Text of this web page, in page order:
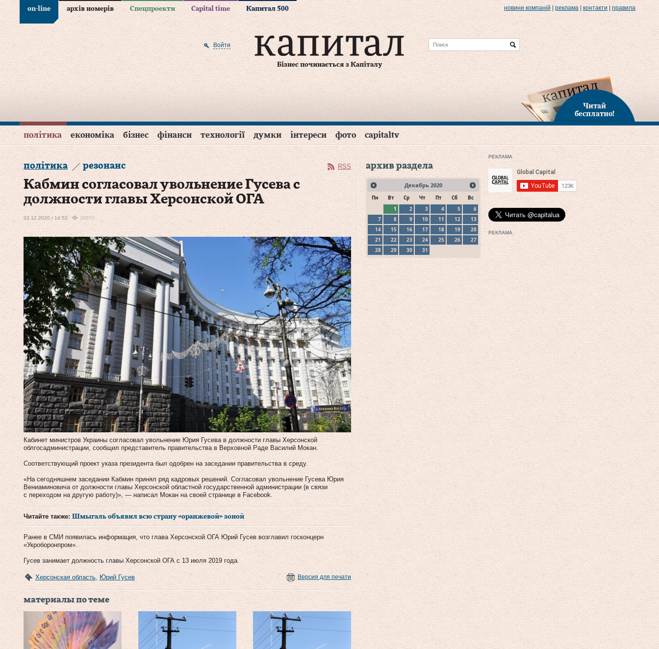
on-line архів номерів Спецпроекти Capital time Капитал 500 новини компаній реклама контакти правила
Бізнес починається з Капіталу
Войти
Читай
бесплатно!
політика економіка бізнес фінанси технології думки інтереси фото capitaltv
політика резонанс RSS
Кабмин согласовал увольнение Гусева с
должности главы Херсонской ОГА
02.12.2020 / 14:52 26870
Кабинет министров Украины согласовал увольнение Юрия Гусева в должности главы Херсонской
облгосадминистрации, сообщил представитель правительства в Верховной Раде Василий Мокан.
Соответствующий проект указа президента был одобрен на заседании правительства в среду.
«На сегодняшнем заседании Кабмин принял ряд кадровых решений. Согласовал увольнение Гусева Юрия
Вениаминовича от должности главы Херсонской областной государственной администрации (в связи
с переходом на другую работу)», — написал Мокан на своей странице в Facebook.
Читайте также: Шмыгаль объявил всю страну «оранжевой» зоной
Ранее в СМИ появилась информация, что глава Херсонской ОГА Юрий Гусев возглавил госконцерн
«Укроборонпром».
Гусев занимает должность главы Херсонской ОГА с 13 июля 2019 года.
Херсонская область Юрий Гусев Версия для печати
материалы по теме
архив раздела
Декабрь 2020
Пн Вт Ср Чт Пт Сб
Вс
1
2 3 4 5
6
7
8 9 10 11 12
13
14
15 16 17 18 19
20
21
22 23 24 25 26
27
28
29 30 31
РЕКЛАМА
РЕКЛАМА